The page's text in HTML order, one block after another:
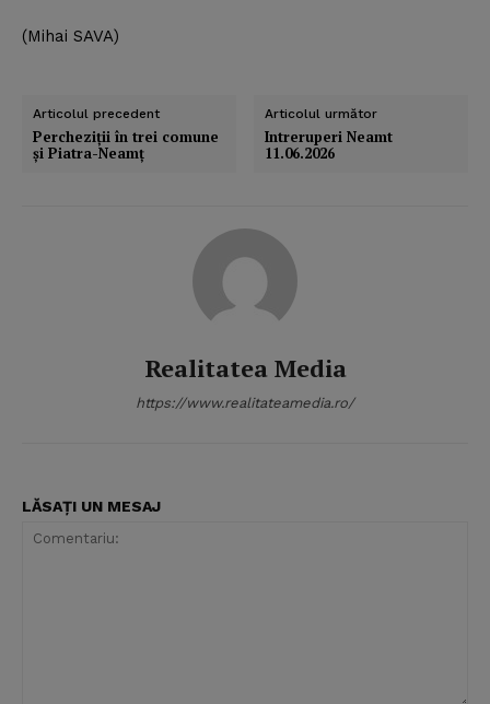
(Mihai SAVA)
Articolul precedent
Percheziţii în trei comune
şi Piatra-Neamţ
Articolul următor
Intreruperi Neamt
11.06.2026
Realitatea Media
https://www.realitateamedia.ro/
LĂSAȚI UN MESAJ